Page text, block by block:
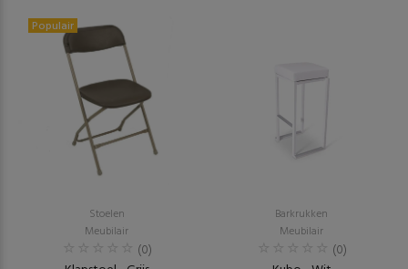
Populair
Stoelen
Meubilair
(0)
Barkrukken
Meubilair
(0)